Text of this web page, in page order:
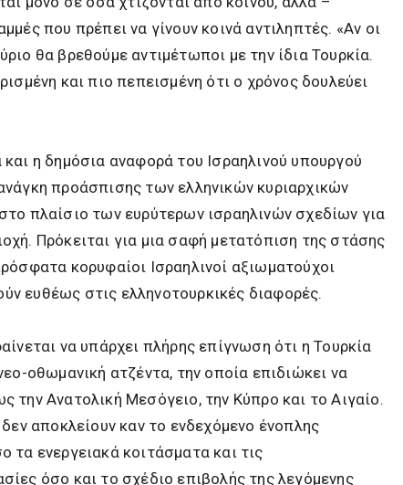
που πρέπει να γίνουν κοινά αντιληπτές. «Αν οι
θα βρεθούμε αντιμέτωποι με την ίδια Τουρκία.
και πιο πεπεισμένη ότι ο χρόνος δουλεύει
και η δημόσια αναφορά του Ισραηλινού υπουργού
προάσπισης των ελληνικών κυριαρχικών
πλαίσιο των ευρύτερων ισραηλινών σχεδίων για
Πρόκειται για μια σαφή μετατόπιση της στάσης
κορυφαίοι Ισραηλινοί αξιωματούχοι
ευθέως στις ελληνοτουρκικές διαφορές.
να υπάρχει πλήρης επίγνωση ότι η Τουρκία
οθωμανική ατζέντα, την οποία επιδιώκει να
την Ανατολική Μεσόγειο, την Κύπρο και το Αιγαίο.
δεν αποκλείουν καν το ενδεχόμενο ένοπλης
τα ενεργειακά κοιτάσματα και τις
όσο και το σχέδιο επιβολής της λεγόμενης